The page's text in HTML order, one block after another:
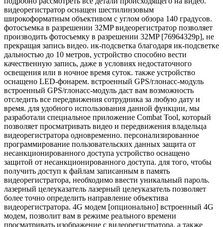
видеорегистратор оснащен шестилинзовым
широкоформатным объективом с углом обзора 140 градусов.
фотосъемка в разрешении 32MP видеорегистратор позволяет
производить фотосъемку в разрешении 32MP [76964329p], не
прекращая запись видео. ик-подсветка благодаря ик-подсветке
дальностью до 10 метров, устройство способно вести
качественную запись, даже в условиях недостаточного
освещения или в ночное время суток. также устройство
оснащено LED-фонарем. встроенный GPS/глонасс-модуль
встроенный GPS/глонасс-модуль даст вам возможность
отследить все передвижения сотрудника за любую дату и
время. для удобного использования данной функции, мы
разработали специальное приложение Combat Tool, который
позволяет просматривать видео и передвижения владельца
видеорегистратора одновременно. персонализированное
программирование пользовательских данных защита от
несанкционированного доступа устройство оснащено
защитой от несанкционированного доступа. для того, чтобы
получить доступ к файлам записанным в память
видеорегистратора, необходимо ввести уникальный пароль.
лазерный целеуказатель лазерный целеуказатель позволяет
более точно определить направление объектива
видеорегистратора. 4G модем [опционально] встроенный 4G
модем, позволит вам в режиме реального времени
просматривать изображение с видеорегистратора, а также